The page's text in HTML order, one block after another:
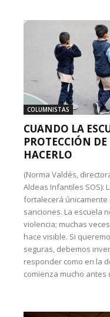
COLUMNISTAS
CUANDO LA
PROTECCIÓN
HACERLO
(Norma Valdés,
Aldeas Infantiles SOS):
fortalecerá únicamente
sanciones. La escuela
violencia; muchas
hace visible. Si
seguras, debemos
responder como en la
comienza mucho